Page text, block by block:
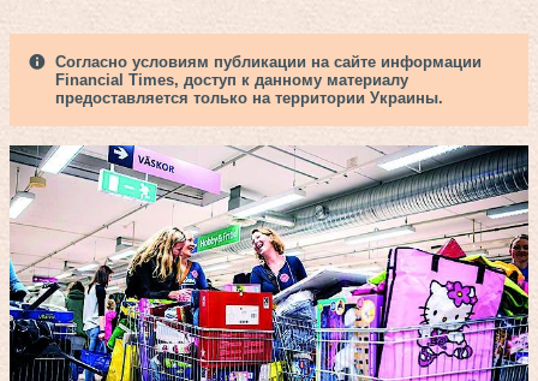
Согласно условиям публикации на сайте информации
Financial Times, доступ к данному материалу
предоставляется только на территории Украины.